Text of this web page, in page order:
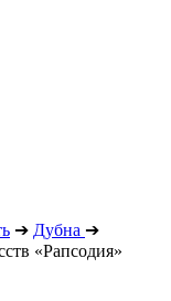
➔ Дубна ➔
«Рапсодия»